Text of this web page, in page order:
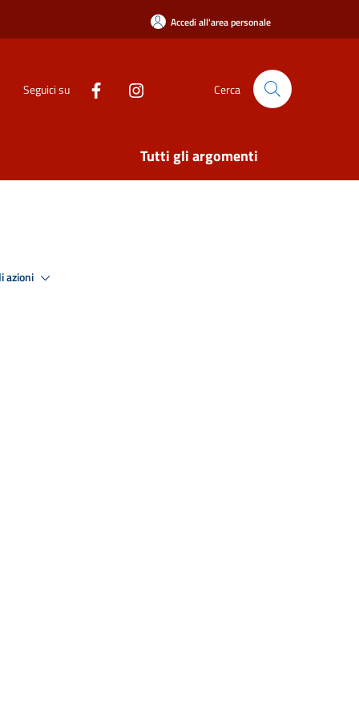
Accedi all'area personale
Seguici su Cerca
Tutti gli argomenti
azioni